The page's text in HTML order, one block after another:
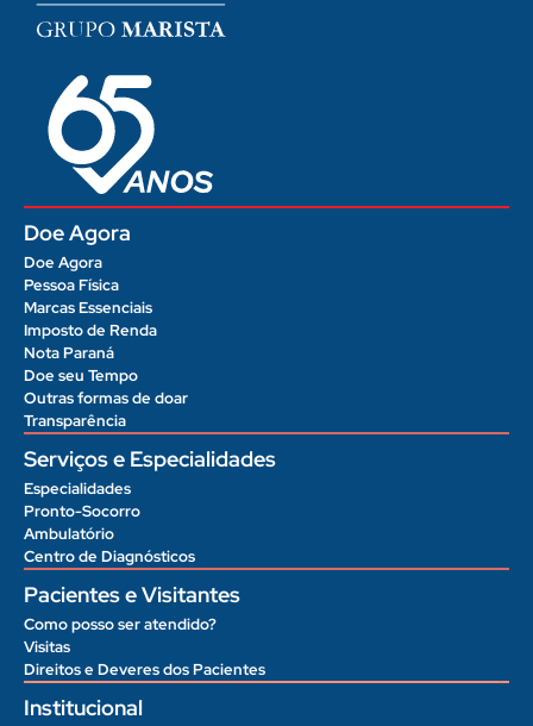
Doe Agora
Doe Agora
Pessoa Física
Marcas Essenciais
Imposto de Renda
Nota Paraná
Doe seu Tempo
Outras formas de doar
Transparência
Serviços e Especialidades
Especialidades
Pronto-Socorro
Ambulatório
Centro de Diagnósticos
Pacientes e Visitantes
Como posso ser atendido?
Visitas
Direitos e Deveres dos Pacientes
Institucional